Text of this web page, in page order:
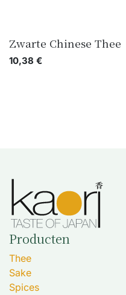
Zwarte Chinese Thee
10,38 €
Producten
Thee
Sake
Spices